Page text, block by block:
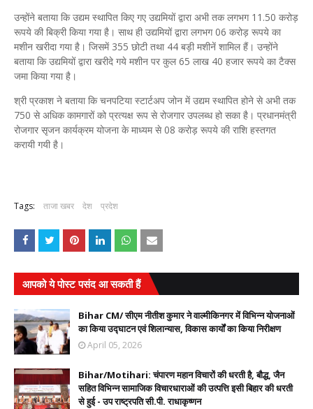
उन्होंने बताया कि उद्यम स्थापित किए गए उद्यमियों द्वारा अभी तक लगभग 11.50 करोड़
रूपये की बिक्री किया गया है। साथ ही उद्यमियों द्वारा लगभग 06 करोड़ रूपये का
मशीन खरीदा गया है। जिसमें 355 छोटी तथा 44 बड़ी मशीनें शामिल हैं। उन्होंने
बताया कि उद्यमियों द्वारा खरीदे गये मशीन पर कुल 65 लाख 40 हजार रूपये का टैक्स
जमा किया गया है।
श्री प्रकाश ने बताया कि चनपटिया स्टार्टअप जोन में उद्यम स्थापित होने से अभी तक
750 से अधिक कामगारों को प्रत्यक्ष रूप से रोजगार उपलब्ध हो सका है। प्रधानमंत्री
रोजगार सृजन कार्यक्रम योजना के माध्यम से 08 करोड़ रूपये की राशि हस्तगत
करायी गयी है।
Tags: ताजा खबर देश प्रदेश
आपको ये पोस्ट पसंद आ सकती हैं
Bihar CM/ सीएम नीतीश कुमार ने वाल्मीकिनगर में विभिन्न योजनाओं
का किया उद्घाटन एवं शिलान्यास, विकास कार्यों का किया निरीक्षण
April 05, 2026
Bihar/Motihari: चंपारण महान विचारों की धरती है, बौद्ध, जैन
सहित विभिन्न सामाजिक विचारधाराओं की उत्पत्ति इसी बिहार की धरती
से हुई - उप राष्ट्रपति सी.पी. राधाकृष्णन